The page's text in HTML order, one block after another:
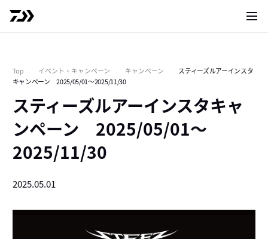
サイ
Top イベント・キャンペーン キャンペーン
スティーズルアーインスタ
キャンペーン 2025/05/01～2025/11/30
スティーズルアーインスタキャ
ンペーン 2025/05/01～
2025/11/30
2025.05.01